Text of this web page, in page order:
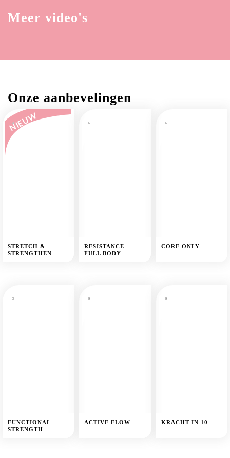
Meer video's
Onze aanbevelingen
NIEUW
STRETCH &
STRENGTHEN
RESISTANCE
FULL BODY
CORE ONLY
FUNCTIONAL
STRENGTH
ACTIVE FLOW KRACHT IN 10